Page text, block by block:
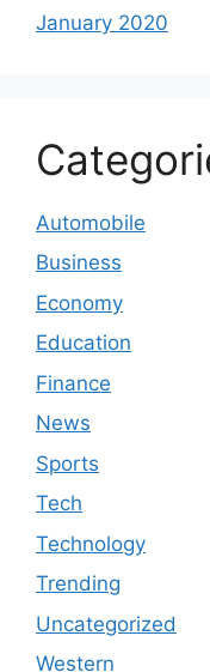
January 2020
Automobile
Business
Economy
Education
Finance
News
Sports
Tech
Technology
Trending
Uncategorized
Western